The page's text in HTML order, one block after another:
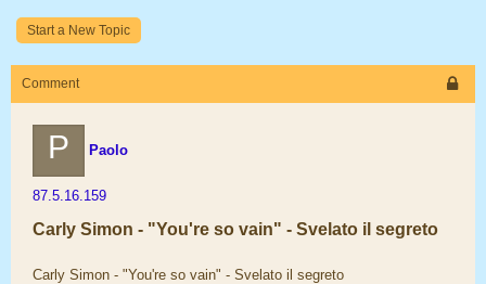
Start a New Topic
Comment
P Paolo
87.5.16.159
Carly Simon - "You're so vain" - Svelato il segreto
Carly Simon - "You're so vain" - Svelato il segreto